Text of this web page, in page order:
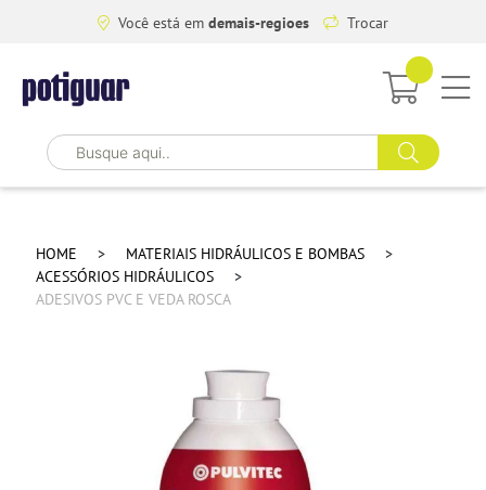
Você está em demais-regioes Trocar
HOME
MATERIAIS HIDRÁULICOS E BOMBAS
ACESSÓRIOS HIDRÁULICOS
ADESIVOS PVC E VEDA ROSCA